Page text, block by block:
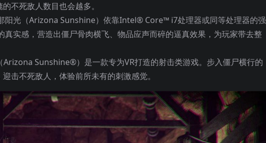
不死敌人数目也会越多。
阳光（Arizona Sunshine）依靠Intel® Core™ i7处理器或同等处理器的强
真实感，营造出僵尸骨肉横飞、物品应声而碎的逼真效果，为玩家带去整
Sunshine®）是一款专为VR打造的射击类游戏。步入僵尸横行的
击不死敌人，体验前所未有的刺激感觉。